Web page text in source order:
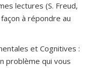
lectures (S. Freud,
à répondre au
et Cognitives :
problème qui vous